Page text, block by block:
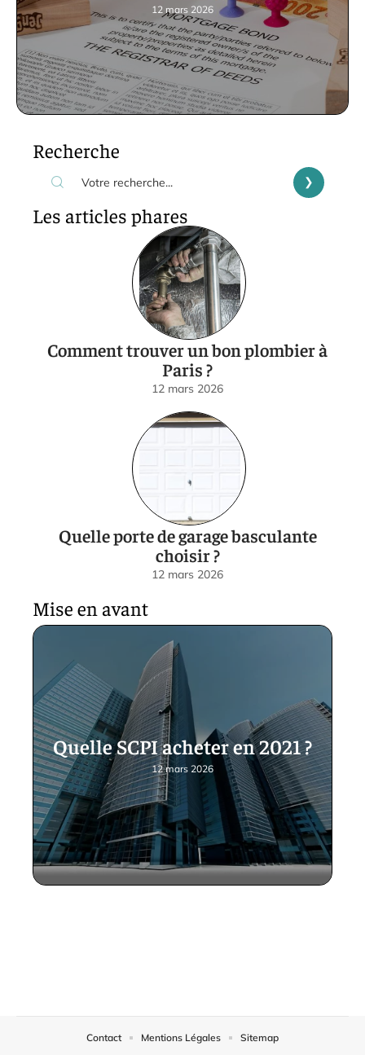
12 mars 2026
Recherche
Les articles phares
Comment trouver un bon plombier à
Paris ?
12 mars 2026
Quelle porte de garage basculante
choisir ?
12 mars 2026
Mise en avant
Quelle SCPI acheter en 2021 ?
12 mars 2026
Contact Mentions Légales Sitemap